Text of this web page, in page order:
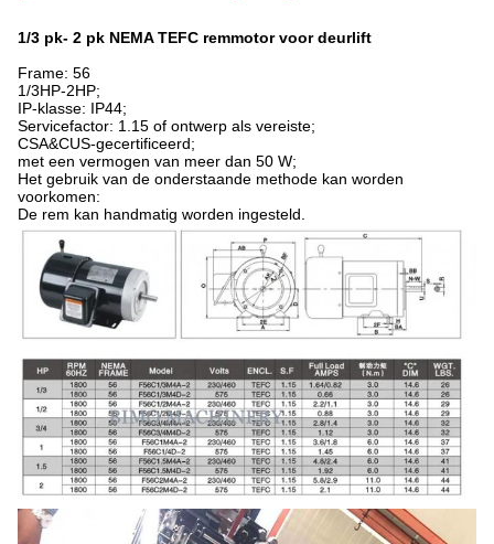
1/3 pk- 2 pk NEMA TEFC remmotor voor deurlift
Frame: 56
1/3HP-2HP;
IP-klasse: IP44;
Servicefactor: 1.15 of ontwerp als vereiste;
CSA&CUS-gecertificeerd;
met een vermogen van meer dan 50 W;
Het gebruik van de onderstaande methode kan worden
voorkomen:
De rem kan handmatig worden ingesteld.